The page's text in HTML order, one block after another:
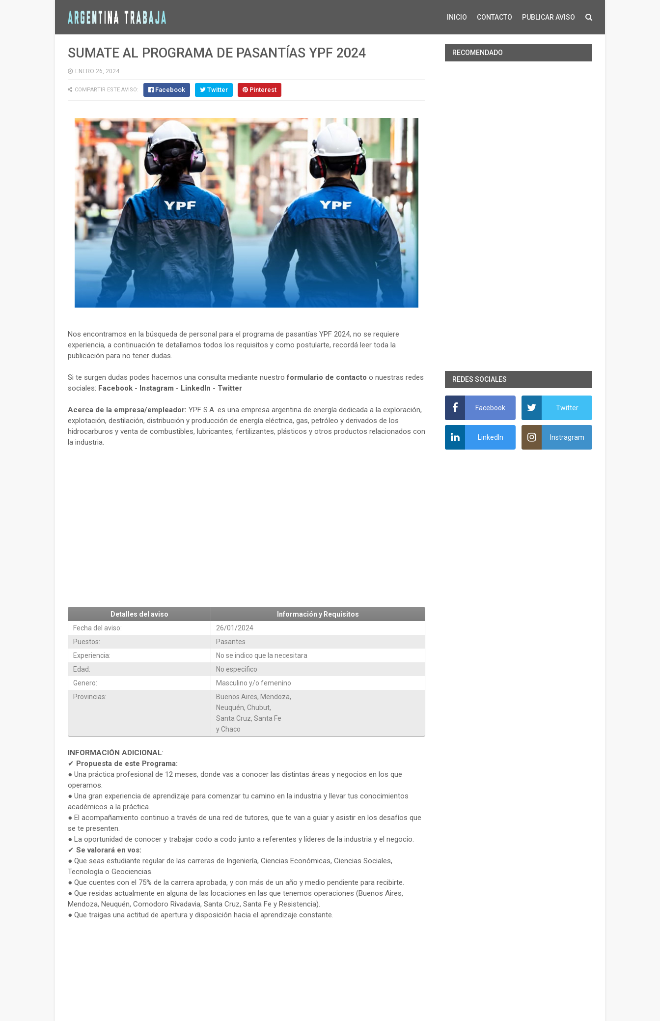
INICIO CONTACTO PUBLICAR AVISO
SUMATE AL PROGRAMA DE PASANTÍAS YPF 2024
ENERO 26, 2024
COMPARTIR ESTE AVISO: Facebook Twitter Pinterest
Nos encontramos en la búsqueda de personal para el programa de pasantías YPF 2024, no se requiere
experiencia, a continuación te detallamos todos los requisitos y como postularte, recordá leer toda la
publicación para no tener dudas.
Si te surgen dudas podes hacernos una consulta mediante nuestroformulario de contacto o nuestras redes
sociales: Facebook - Instagram - LinkedIn - Twitter
Acerca de la empresa/empleador: YPF S.A. es una empresa argentina de energía dedicada a la exploración,
explotación, destilación, distribución y producción de energía eléctrica, gas, petróleo y derivados de los
hidrocarburos y venta de combustibles, lubricantes, fertilizantes, plásticos y otros productos relacionados con
la industria.
Detalles del aviso
Información y Requisitos
Fecha del aviso:
26/01/2024
Puestos:
Pasantes
Experiencia:
No se indico que la necesitara
Edad:
No especifico
Genero:
Masculino y/o femenino
Provincias:
Buenos Aires, Mendoza,
Neuquén, Chubut,
Santa Cruz, Santa Fe
y Chaco
INFORMACIÓN ADICIONAL:
✔ Propuesta de este Programa:
● Una práctica profesional de 12 meses, donde vas a conocer las distintas áreas y negocios en los que
operamos.
● Una gran experiencia de aprendizaje para comenzar tu camino en la industria y llevar tus conocimientos
académicos a la práctica.
● El acompañamiento continuo a través de una red de tutores, que te van a guiar y asistir en los desafíos que
se te presenten.
● La oportunidad de conocer y trabajar codo a codo junto a referentes y líderes de la industria y el negocio.
✔ Se valorará en vos:
● Que seas estudiante regular de las carreras de Ingeniería, Ciencias Económicas, Ciencias Sociales,
Tecnología o Geociencias.
● Que cuentes con el 75% de la carrera aprobada, y con más de un año y medio pendiente para recibirte.
● Que residas actualmente en alguna de las locaciones en las que tenemos operaciones (Buenos Aires,
Mendoza, Neuquén, Comodoro Rivadavia, Santa Cruz, Santa Fe y Resistencia).
● Que traigas una actitud de apertura y disposición hacia el aprendizaje constante.
RECOMENDADO
REDES SOCIALES
Facebook Twitter
LinkedIn Instragram